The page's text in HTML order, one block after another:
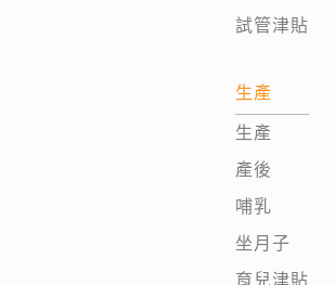
試管津貼
生產
生產
產後
哺乳
坐月子
育兒津貼